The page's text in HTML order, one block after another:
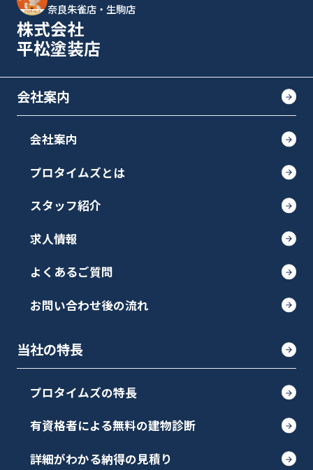
奈良朱雀店・生駒店
株式会社
平松塗装店
会社案内
会社案内
プロタイムズとは
スタッフ紹介
求人情報
よくあるご質問
お問い合わせ後の流れ
当社の特長
プロタイムズの特長
有資格者による無料の建物診断
詳細がわかる納得の見積り